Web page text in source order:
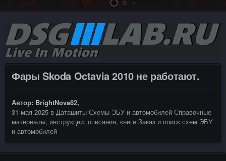
Фары Skoda Octavia 2010 не работают.
Автор: BrightNova82,
31 мая 2025 в Даташиты Схемы ЭБУ и автомобилей Справочные
материалы, инструкции, описания, книги Заказ и поиск схем ЭБУ
и автомобилей